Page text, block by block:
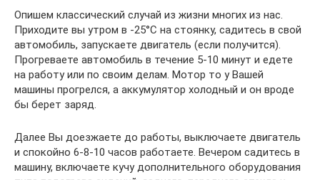
Опишем классический случай из жизни многих из нас.
Приходите вы утром в -25°С на стоянку, садитесь в свой
автомобиль, запускаете двигатель (если получится).
Прогреваете автомобиль в течение 5-10 минут и едете
на работу или по своим делам. Мотор то у Вашей
машины прогрелся, а аккумулятор холодный и он вроде
бы берет заряд.
Далее Вы доезжаете до работы, выключаете двигатель
и спокойно 6-8-10 часов работаете. Вечером садитесь в
машину, включаете кучу дополнительного оборудования